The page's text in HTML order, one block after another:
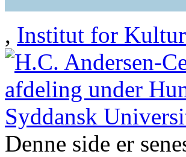
, Institut for
Denne side er